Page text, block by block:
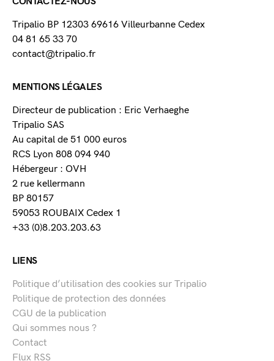
Tripalio BP 12303 69616 Villeurbanne Cedex
04 81 65 33 70
contact@tripalio.fr
MENTIONS LÉGALES
Directeur de publication : Eric Verhaeghe
Tripalio SAS
Au capital de 51 000 euros
RCS Lyon 808 094 940
Hébergeur : OVH
2 rue kellermann
BP 80157
59053 ROUBAIX Cedex 1
+33 (0)8.203.203.63
LIENS
Politique d’utilisation des cookies sur Tripalio
Politique de protection des données
CGU de la publication
Qui sommes nous ?
Contact
Flux RSS